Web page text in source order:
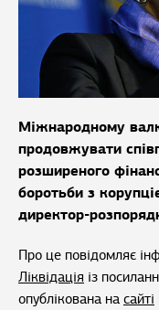
Міжнародному
продовжувати
розширеного
боротьби з
директор-
Про це повідомляє
Ліквідація із
опублікована на сайті